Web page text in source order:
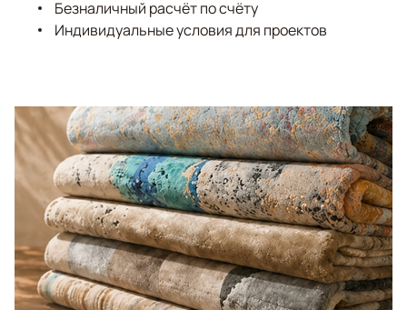
Безналичный расчёт по счёту
Индивидуальные условия для проектов